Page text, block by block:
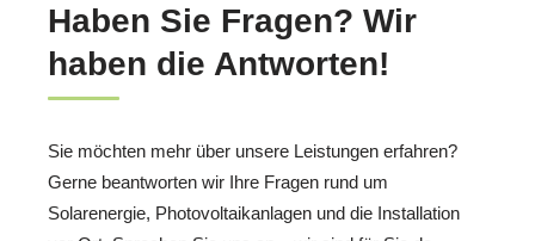
Haben Sie Fragen? Wir
haben die Antworten!
Sie möchten mehr über unsere Leistungen erfahren?
Gerne beantworten wir Ihre Fragen rund um
Solarenergie, Photovoltaikanlagen und die Installation